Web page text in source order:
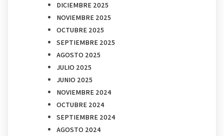
DICIEMBRE 2025
NOVIEMBRE 2025
OCTUBRE 2025
SEPTIEMBRE 2025
AGOSTO 2025
JULIO 2025
JUNIO 2025
NOVIEMBRE 2024
OCTUBRE 2024
SEPTIEMBRE 2024
AGOSTO 2024